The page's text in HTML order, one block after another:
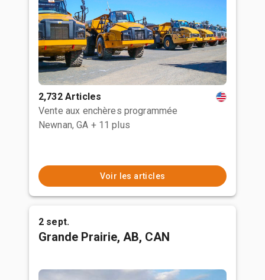
2,732 Articles
Vente aux enchères programmée
Newnan, GA + 11 plus
Voir les articles
2 sept.
Grande Prairie, AB, CAN